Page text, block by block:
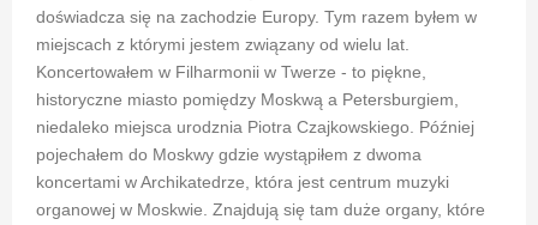
doświadcza się na zachodzie Europy. Tym razem byłem w
miejscach z którymi jestem związany od wielu lat.
Koncertowałem w Filharmonii w Twerze - to piękne,
historyczne miasto pomiędzy Moskwą a Petersburgiem,
niedaleko miejsca urodznia Piotra Czajkowskiego. Później
pojechałem do Moskwy gdzie wystąpiłem z dwoma
koncertami w Archikatedrze, która jest centrum muzyki
organowej w Moskwie. Znajdują się tam duże organy, które